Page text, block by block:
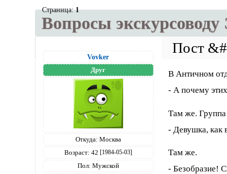
Вопросы
Страница:1
Vovker
Друг
Откуда: Москва
Возраст: 42 [1984-05-03]
Пол: Мужской
В Античном
- А почему
Там же.
- Девушка, как
Там же.
- Безобразие!